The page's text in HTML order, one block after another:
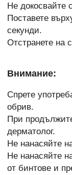
Не докосвайте
Поставете
секунди.
Отстранете на
Внимание:
Спрете
обрив.
При
дерматолог.
Не нанасяйте
Не нанасяйте
от бинтове и